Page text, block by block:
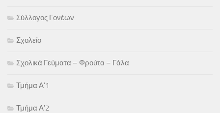
Σύλλογος Γονέων
Σχολείο
Σχολικά Γεύματα – Φρούτα – Γάλα
Τμήμα Α'1
Τμήμα Α'2